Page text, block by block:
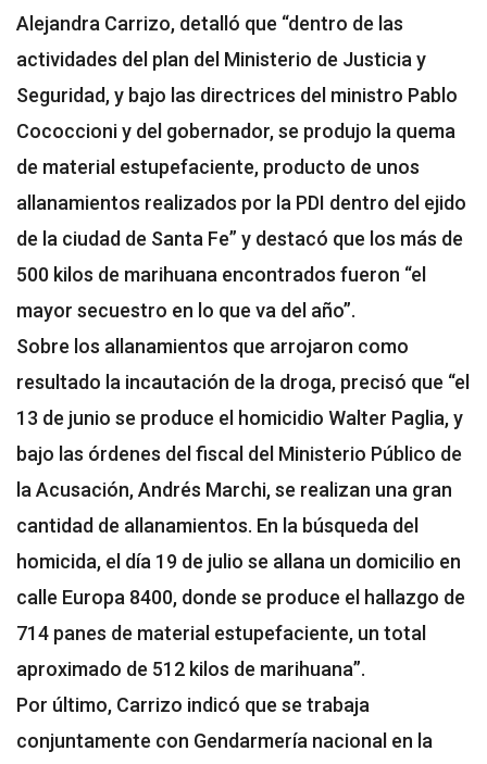
Alejandra Carrizo, detalló que “dentro de las
actividades del plan del Ministerio de Justicia y
Seguridad, y bajo las directrices del ministro Pablo
Cococcioni y del gobernador, se produjo la quema
de material estupefaciente, producto de unos
allanamientos realizados por la PDI dentro del ejido
de la ciudad de Santa Fe” y destacó que los más de
500 kilos de marihuana encontrados fueron “el
mayor secuestro en lo que va del año”.
Sobre los allanamientos que arrojaron como
resultado la incautación de la droga, precisó que “el
13 de junio se produce el homicidio Walter Paglia, y
bajo las órdenes del fiscal del Ministerio Público de
la Acusación, Andrés Marchi, se realizan una gran
cantidad de allanamientos. En la búsqueda del
homicida, el día 19 de julio se allana un domicilio en
calle Europa 8400, donde se produce el hallazgo de
714 panes de material estupefaciente, un total
aproximado de 512 kilos de marihuana”.
Por último, Carrizo indicó que se trabaja
conjuntamente con Gendarmería nacional en la